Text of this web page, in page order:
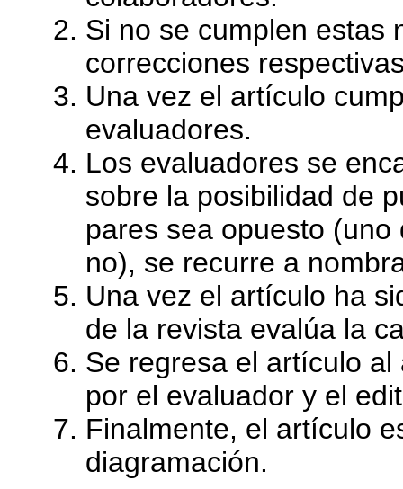
Si no se cumplen estas
correcciones
Una vez el artículo
evaluadores.
Los evaluadores se
sobre la posibilidad de
pares sea opuesto
no), se recurre a
Una vez el artículo ha
de la revista evalúa la
Se regresa el artículo
por el evaluador y el
Finalmente, el artículo
diagramación.